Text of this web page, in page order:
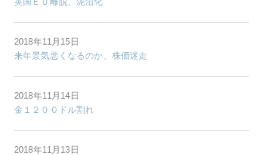
2018年11月15日
来年景気悪くなるのか、株価迷走
2018年11月14日
金１２００ドル割れ
2018年11月13日